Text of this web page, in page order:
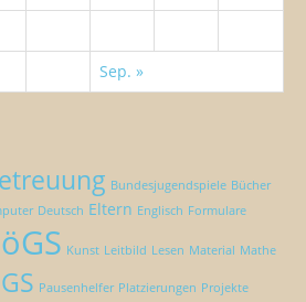
Sep. »
Bundesjugendspiele Bücher
Deutsch Eltern Englisch Formulare
Kunst Leitbild Lesen Material Mathe
Pausenhelfer Platzierungen Projekte